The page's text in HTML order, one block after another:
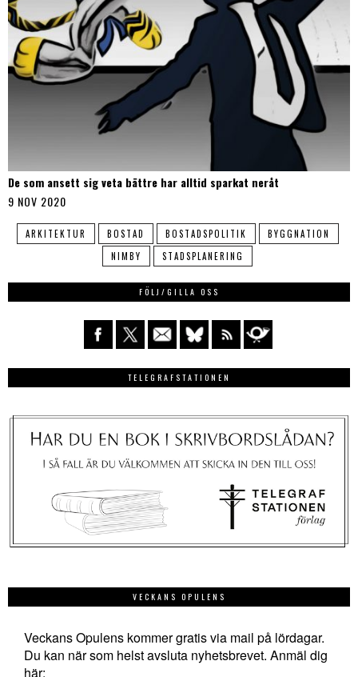
De som ansett sig veta bättre har alltid sparkat neråt
9 NOV 2020
ARKITEKTUR BOSTAD BOSTADSPOLITIK
BYGGNATION
NIMBY
STADSPLANERING
FÖLJ/GILLA OSS
TELEGRAFSTATIONEN
VECKANS OPULENS
Veckans Opulens kommer gratis via mail på lördagar.
Du kan när som helst avsluta nyhetsbrevet. Anmäl dig
här: